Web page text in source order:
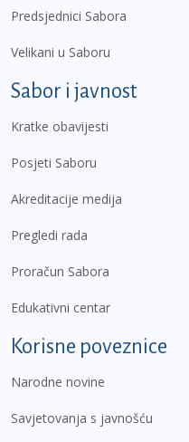
Predsjednici Sabora
Velikani u Saboru
Sabor i javnost
Kratke obavijesti
Posjeti Saboru
Akreditacije medija
Pregledi rada
Proračun Sabora
Edukativni centar
Korisne poveznice
Narodne novine
Savjetovanja s javnošću